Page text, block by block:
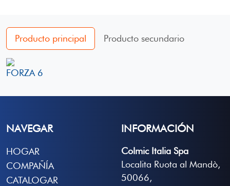
Producto principal Producto secundario
FORZA 6
NAVEGAR
HOGAR
COMPAÑÍA
CATALOGAR
INFORMACIÓN
Colmic Italia Spa
Localita Ruota al Mandò,
50066,